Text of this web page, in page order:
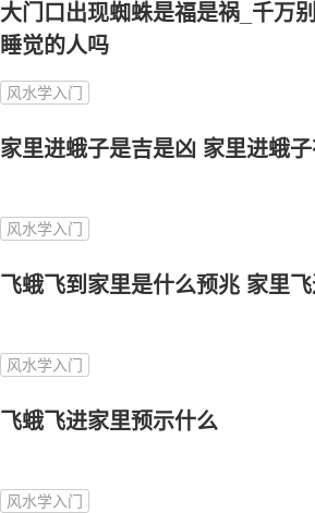
大门口出现蜘蛛是福是祸_千万
睡觉的人吗
风水学入门
家里进蛾子是吉是凶 家里进蛾
风水学入门
飞蛾飞到家里是什么预兆 家里
风水学入门
飞蛾飞进家里预示什么
风水学入门